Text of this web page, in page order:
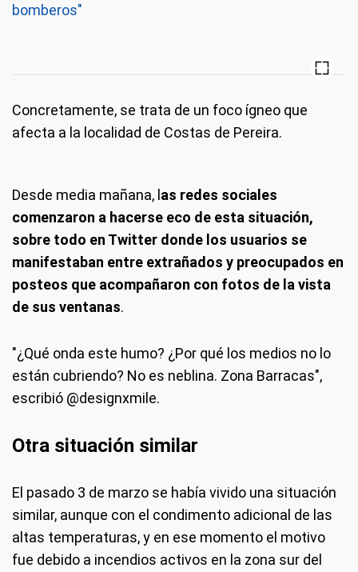
bomberos"
Concretamente, se trata de un foco ígneo que
afecta a la localidad de Costas de Pereira.
Desde media mañana, l as redes sociales
comenzaron a hacerse eco de esta situación,
sobre todo en Twitter donde los usuarios se
manifestaban entre extrañados y preocupados en
posteos que acompañaron con fotos de la vista
de sus ventanas.
"¿Qué onda este humo? ¿Por qué los medios no lo
están cubriendo? No es neblina. Zona Barracas",
escribió @designxmile.
Otra situación similar
El pasado 3 de marzo se había vivido una situación
similar, aunque con el condimento adicional de las
altas temperaturas, y en ese momento el motivo
fue debido a incendios activos en la zona sur del